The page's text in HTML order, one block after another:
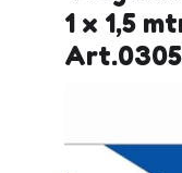
1 x 1,5